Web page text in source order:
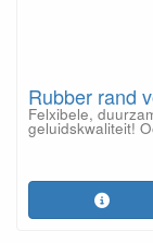
Rubber rand
Felxibele,
geluidskwaliteit!